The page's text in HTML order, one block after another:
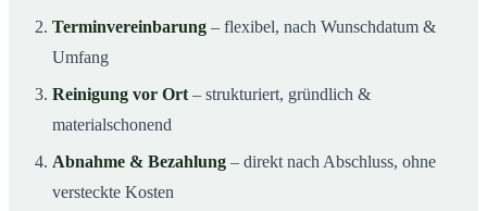
Terminvereinbarung – flexibel, nach Wunschdatum &
Umfang
Reinigung vor Ort – strukturiert, gründlich &
materialschonend
Abnahme & Bezahlung – direkt nach Abschluss, ohne
versteckte Kosten